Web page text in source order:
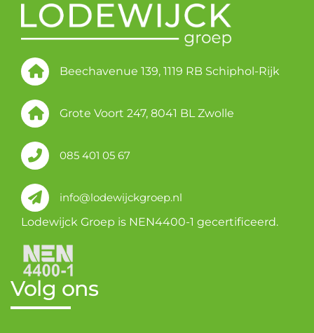
Beechavenue 139, 1119 RB Schiphol-Rijk
Grote Voort 247, 8041 BL Zwolle
085 401 05 67
info@lodewijckgroep.nl
Lodewijck Groep is NEN4400-1 gecertificeerd.
Volg ons